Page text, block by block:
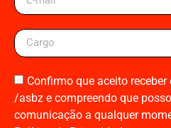
Confirmo que aceito
/asbz e compreendo que
comunicação a qualquer